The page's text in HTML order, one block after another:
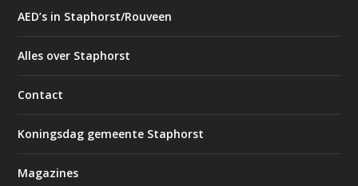
AED’s in Staphorst/Rouveen
Alles over Staphorst
Contact
Koningsdag gemeente Staphorst
Magazines